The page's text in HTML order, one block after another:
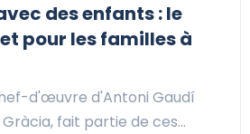
des enfants : le
pour les familles à
d'œuvre d'Antoni Gaudí
Gràcia, fait partie de ces…